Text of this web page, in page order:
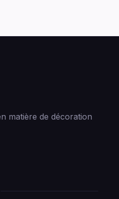
matière de décoration